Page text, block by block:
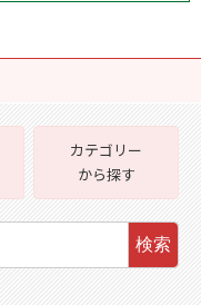
カテゴリー
から探す
検索